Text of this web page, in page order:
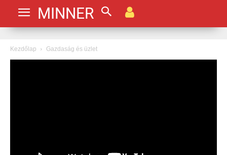
MINNER
Kezdőlap Gazdaság és üzlet